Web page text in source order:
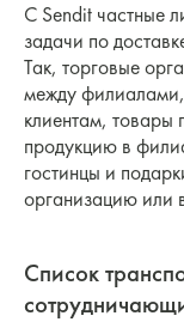
С Sendit частные
задачи по
Так, торговые
между
клиентам, товары
продукцию в
гостинцы и
организацию или
Список